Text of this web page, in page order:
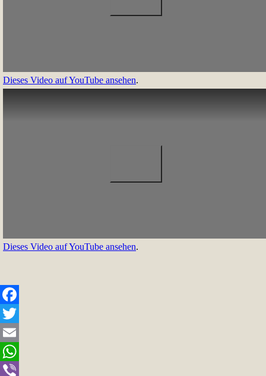
Dieses Video auf YouTube ansehen.
Dieses Video auf YouTube ansehen.
Facebook
Twitter
Email
WhatsApp